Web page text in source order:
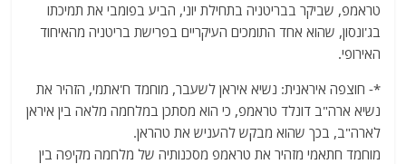
טראמפ, שביקר בבריטניה בתחילת יוני, הביע בפומבי את תמיכתו
בג'ונסון, שהוא אחד התומכים העיקריים בפרישת בריטניה מהאיחוד
האירופי.
*- חוצפה איראנית: נשיא איראן לשעבר, מוחמד ח'אתמי, הזהיר את
נשיא ארה"ב דונלד טראמפ, כי הוא מסתכן במלחמה מלאה בין איראן
לארה"ב, בכך שהוא מבקש להעניש את טהראן.
מוחמד חתאמי מזהיר את טראמפ מסכנותיה של מלחמה מקיפה בין